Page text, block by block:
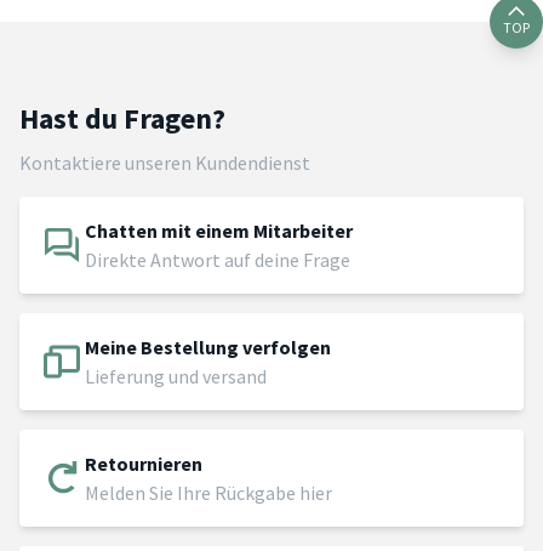
TOP
Hast du Fragen?
Kontaktiere unseren Kundendienst
Chatten mit einem Mitarbeiter
Direkte Antwort auf deine Frage
Meine Bestellung verfolgen
Lieferung und versand
Retournieren
Melden Sie Ihre Rückgabe hier